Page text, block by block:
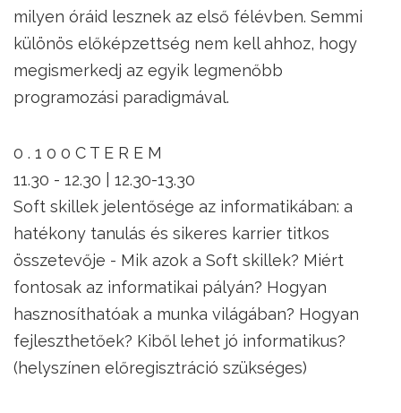
milyen óráid lesznek az első félévben. Semmi
különös előképzettség nem kell ahhoz, hogy
megismerkedj az egyik legmenőbb
programozási paradigmával.
0 . 1 0 0 C T E R E M
11.30 - 12.30 | 12.30-13.30
Soft skillek jelentősége az informatikában: a
hatékony tanulás és sikeres karrier titkos
összetevője - Mik azok a Soft skillek? Miért
fontosak az informatikai pályán? Hogyan
hasznosíthatóak a munka világában? Hogyan
fejleszthetőek? Kiből lehet jó informatikus?
(helyszínen előregisztráció szükséges)